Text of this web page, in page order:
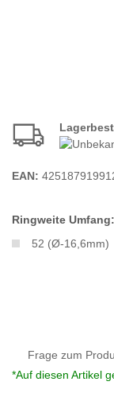
EAN:
Ringweite Umfang:
52 (Ø-
Frage zum
*Auf diesen Artikel